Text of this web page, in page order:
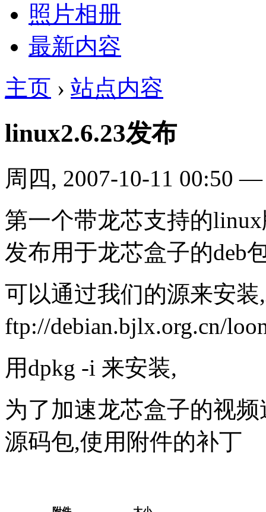
照片相册
最新内容
主页 › 站点内容
linux2.6.23发布
周四, 2007-10-11 00:50
第一个带龙芯支持的
发布用于龙芯盒子的deb
可以通过我们的源来安装
ftp://debian.bjlx.org.cn/
用dpkg -i 来安装,
为了加速龙芯盒子的视
源码包,使用附件的补丁